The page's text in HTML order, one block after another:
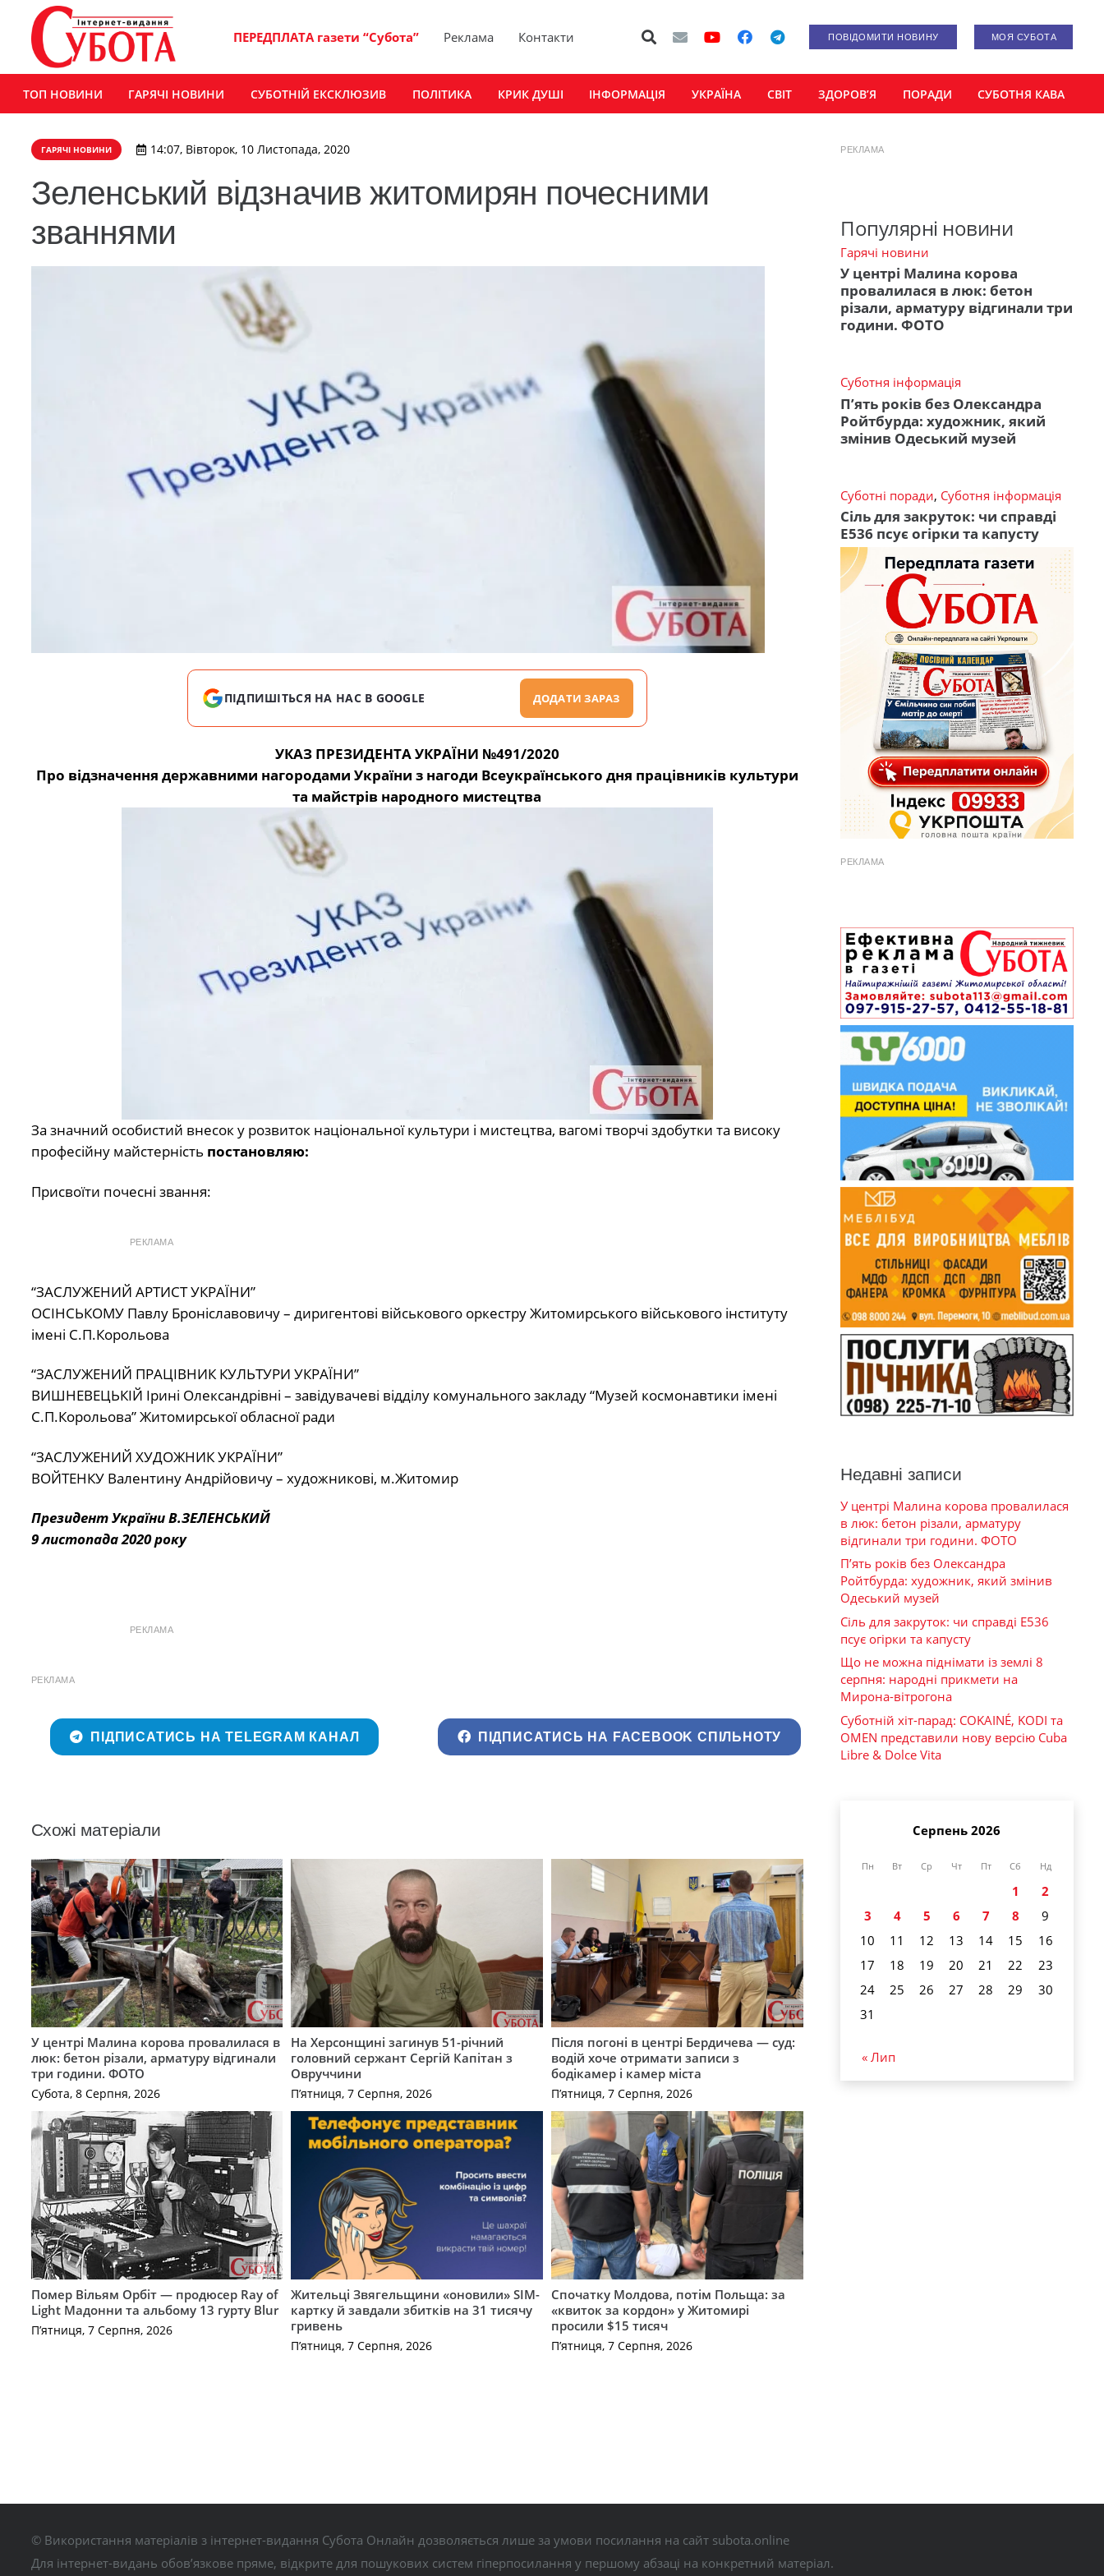
ПЕРЕДПЛАТА газети “Субота” Реклама Контакти ПОВІДОМИТИ НОВИНУ МОЯ СУБОТА
ТОП НОВИНИ ГАРЯЧІ НОВИНИ СУБОТНІЙ ЕКСКЛЮЗИВ ПОЛІТИКА КРИК ДУШІ ІНФОРМАЦІЯ УКРАЇНА СВІТ ЗДОРОВ’Я ПОРАДИ СУБОТНЯ КАВА
ГАРЯЧІ НОВИНИ 14:07, Вівторок, 10 Листопада, 2020
Зеленський відзначив житомирян почесними
званнями
ПІДПИШІТЬСЯ НА НАС В GOOGLE ДОДАТИ ЗАРАЗ
УКАЗ ПРЕЗИДЕНТА УКРАЇНИ №491/2020
Про відзначення державними нагородами України з нагоди Всеукраїнського дня працівників культури
та майстрів народного мистецтва
За значний особистий внесок у розвиток національної культури і мистецтва, вагомі творчі здобутки та високу
професійну майстерність постановляю:
Присвоїти почесні звання:
РЕКЛАМА
“ЗАСЛУЖЕНИЙ АРТИСТ УКРАЇНИ”
ОСІНСЬКОМУ Павлу Броніславовичу – диригентові військового оркестру Житомирського військового інституту
імені С.П.Корольова
“ЗАСЛУЖЕНИЙ ПРАЦІВНИК КУЛЬТУРИ УКРАЇНИ”
ВИШНЕВЕЦЬКІЙ Ірині Олександрівні – завідувачеві відділу комунального закладу “Музей космонавтики імені
С.П.Корольова” Житомирської обласної ради
“ЗАСЛУЖЕНИЙ ХУДОЖНИК УКРАЇНИ”
ВОЙТЕНКУ Валентину Андрійовичу – художникові, м.Житомир
Президент України В.ЗЕЛЕНСЬКИЙ
9 листопада 2020 року
РЕКЛАМА
РЕКЛАМА
ПІДПИСАТИСЬ НА TELEGRAM КАНАЛ ПІДПИСАТИСЬ НА FACEBOOK СПІЛЬНОТУ
Схожі матеріали
У центрі Малина корова провалилася в
люк: бетон різали, арматуру відгинали
три години. ФОТО
Субота, 8 Серпня, 2026
На Херсонщині загинув 51-річний
головний сержант Сергій Капітан з
Овруччини
П’ятниця, 7 Серпня, 2026
Після погоні в центрі Бердичева — суд:
водій хоче отримати записи з
бодікамер і камер міста
П’ятниця, 7 Серпня, 2026
Помер Вільям Орбіт — продюсер Ray of
Light Мадонни та альбому 13 гурту Blur
П’ятниця, 7 Серпня, 2026
Жительці Звягельщини «оновили» SIM-
картку й завдали збитків на 31 тисячу
гривень
П’ятниця, 7 Серпня, 2026
Спочатку Молдова, потім Польща: за
«квиток за кордон» у Житомирі
просили $15 тисяч
П’ятниця, 7 Серпня, 2026
РЕКЛАМА
Популярні новини
Гарячі новини
У центрі Малина корова
провалилася в люк: бетон
різали, арматуру відгинали три
години. ФОТО
Суботня інформація
П’ять років без Олександра
Ройтбурда: художник, який
змінив Одеський музей
Суботні поради, Суботня інформація
Сіль для закруток: чи справді
Е536 псує огірки та капусту
РЕКЛАМА
Недавні записи
У центрі Малина корова провалилася
в люк: бетон різали, арматуру
відгинали три години. ФОТО
П’ять років без Олександра
Ройтбурда: художник, який змінив
Одеський музей
Сіль для закруток: чи справді Е536
псує огірки та капусту
Що не можна піднімати із землі 8
серпня: народні прикмети на
Мирона-вітрогона
Суботній хіт-парад: COKAINÉ, KODI та
OMEN представили нову версію Cuba
Libre & Dolce Vita
Серпень 2026
Пн Вт Ср Чт Пт Сб Нд
1
2
3
4 5 6 7 8
9
10
11 12 13 14 15
16
17
18 19 20 21 22
23
24
25 26 27 28 29
30
31
« Лип
© Використання матеріалів з інтернет-видання Субота Онлайн дозволяється лише за умови посилання на сайт subota.online
Для інтернет-видань обов’язкове пряме, відкрите для пошукових систем гіперпосилання у першому абзаці на конкретний матеріал.